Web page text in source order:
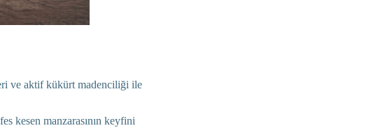
ve aktif kükürt madenciliği ile
kesen manzarasının keyfini